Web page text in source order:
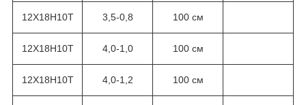
12Х18Н10Т 3,5-0,8 100 см
12Х18Н10Т 4,0-1,0 100 см
12Х18Н10Т 4,0-1,2 100 см